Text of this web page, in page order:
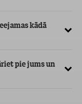
kādā
pie jums un